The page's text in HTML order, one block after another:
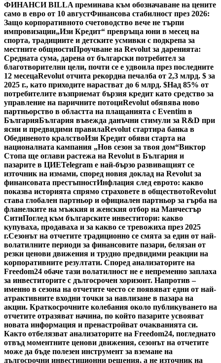
ФИНАНСИ BILLA преминава към обозначаване на цените
само в евро от 10 августФинансова стабилност през 2026:
Защо корпоративното счетоводство вече не търпи
импровизации„Изи Кредит“ превръща юни в месец на
спорта, традициите и детските усмивки с подкрепа за
местните общностиПроучване на Revolut за даренията:
Средната сума, дарена от български потребител за
благотворителни цели, почти се е удвоила през последните
12 месецаRevolut отчита рекордна печалба от 2,3 млрд. $ за
2025 г., като приходите нарастват до 6 млрд. $Над 85% от
потребителите възприемат бързия кредит като средство за
управление на паричните потоциRevolut обявява ново
партньорство в областта на плащанията с Eventim в
БългарияБългария въвежда данъчни стимули за R&D при
ясни и предвидими правилаRevolut стартира банка в
Обединеното кралствоИзи Кредит обяви старта на
националната кампания „Нов сезон за твоя дом“Виктор
Стопа ще оглави растежа на Revolut в България и
пазарите в ЦИЕTelegram е най-бързо развиващият се
източник на измами, според новия доклад на Revolut за
финансовата престъпностИнфлация след еврото: какво
показва историята спрямо страховете в обществотоRevolut
става глобален партньор и официален партньор за гърба на
фланелките на мъжкия и женския отбор на Манчестър
СитиПоглед към българските инвеститори: какво
купуваха, продаваха и за какво се тревожиха през 2025
г.Сезонът на отчетите традиционно се смята за един от най-
волатилните периоди за финансовите пазари, белязан от
резки ценови движения и трудно предвидими реакции на
корпоративните резултати. Според анализаторите на
Freedom24 обаче тази волатилност не е непременно заплаха
за инвеститорите с дългосрочен хоризонт. Напротив –
именно в сезона на отчетите често се появяват едни от най-
атрактивните входни точки за навлизане в пазара на
акции. Краткосрочните колебания около публикуването на
отчетите отразяват начина, по който пазарите усвояват
новата информация и пренастройват очакванията си.
Както отбелязват анализаторите на Freedom24, погледнато
отвъд моментните ценови движения, сезонът на отчетите
може да бъде полезен инструмент за вземане на
дългосрочни инвестиционни решения, а не източник на